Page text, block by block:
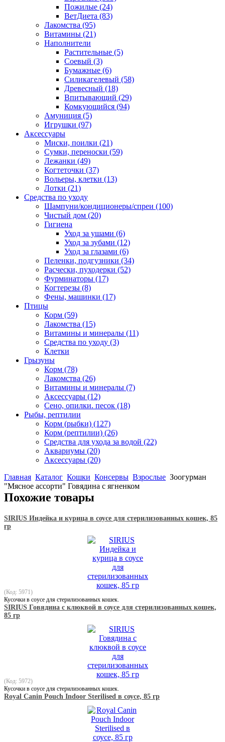
Пожилые (24)
ВетДиета (83)
Лакомства (95)
Витамины (21)
Наполнители
Растительные (5)
Соевый (3)
Бумажные (6)
Силикагелевый (58)
Древесный (18)
Впитывающий (29)
Комкующийся (94)
Амуниция (5)
Игрушки (97)
Аксессуары
Миски, поилки (21)
Сумки, переноски (59)
Лежанки (49)
Когтеточки (37)
Вольеры, клетки (13)
Лотки (21)
Средства по уходу
Шампуни/кондиционеры/спреи (100)
Чистый дом (20)
Гигиена
Уход за ушами (6)
Уход за зубами (12)
Уход за глазами (6)
Пеленки, подгузники (34)
Расчески, пуходерки (52)
Фурминаторы (17)
Когтерезы (8)
Фены, машинки (17)
Птицы
Корм (59)
Лакомства (15)
Витамины и минералы (11)
Средства по уходу (3)
Клетки
Грызуны
Корм (78)
Лакомства (26)
Витамины и минералы (7)
Аксессуары (12)
Сено, опилки. песок (18)
Рыбы, рептилии
Корм (рыбки) (127)
Корм (рептилии) (26)
Средства для ухода за водой (22)
Аквариумы (20)
Аксессуары (20)
Главная Каталог Кошки Консервы Взрослые Зоогурман
"Мясное ассорти" Говядина с ягненком
Похожие товары
SIRIUS Индейка и курица в соусе для стерилизованных кошек, 85
гр
(Код: 5971)
Кусочки в соусе для стерилизованных кошек.
SIRIUS Говядина с клюквой в соусе для стерилизованных кошек,
85 гр
(Код: 5972)
Кусочки в соусе для стерилизованных кошек.
Royal Canin Pouch Indoor Sterilised в соусе, 85 гр